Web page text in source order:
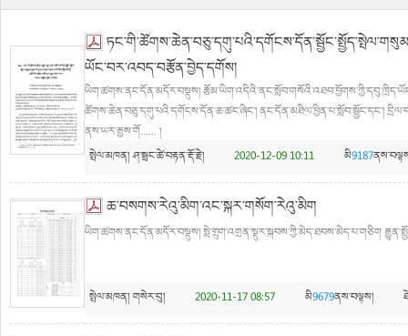
ཡོང་བར་འབད་བརྩོན་བྱེད་དགོས།
ཡིག་ཚགས་ནང་དོན་མདོར་བསྡུས།
ཚོགས་ཆེན་བཅུ་དགུ་པའི་དགོངས་དོན་ཆ་ཚང་ཞིང་། ནང་དོན་མཐིལ་ཕྱིན་པ་སློབ་སྦྱོང་དང་།
ནས་ཡར་རྒྱས་གོ...... །
སྤེལ་མཁན།ཤ་སྦྲང་ཚེ་བརྟན་རྡོ་རྗེ། 2020-12-09 10:11 མི9187
ཆ་བསགས་རེའུ་མིག་འང་སྐར་གསོག་རེའུ་མིག
ཡིག་ཚགས་ནང་དོན་མདོར་བསྡུས། སླེ་གྲུག་འགྲན་སྡུར་སྐབས་ཀྱི་མེད་ཐབས་མེད་པ་གཅིག
སྤེལ་མཁན། གསེར་བུ། 2020-11-17 08:57 མི9679ནས་བལྟས།